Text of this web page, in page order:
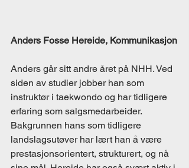
Anders Fosse Hereide, Kommunikasjon
Anders går sitt andre året på NHH. Ved
siden av studier jobber han som
instruktør i taekwondo og har tidligere
erfaring som salgsmedarbeider.
Bakgrunnen hans som tidligere
landslagsutøver har lært han å være
prestasjonsorientert, strukturert, og nå